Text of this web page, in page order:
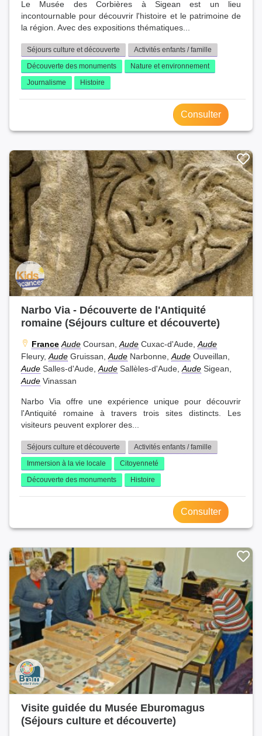
Le Musée des Corbières à Sigean est un lieu
incontournable pour découvrir l'histoire et le patrimoine de
la région. Avec des expositions thématiques...
Séjours culture et découverte
Activités enfants / famille
Découverte des monuments
Nature et environnement
Journalisme
Histoire
Consulter
Narbo Via - Découverte de l'Antiquité
romaine (Séjours culture et découverte)
France Aude Coursan,Aude Cuxac-d'Aude,Aude
Fleury,Aude Gruissan,Aude Narbonne,Aude Ouveillan,
Aude Salles-d'Aude,Aude Sallèles-d'Aude,Aude Sigean,
Aude Vinassan
Narbo Via offre une expérience unique pour découvrir
l'Antiquité romaine à travers trois sites distincts. Les
visiteurs peuvent explorer des...
Séjours culture et découverte
Activités enfants / famille
Immersion à la vie locale
Citoyenneté
Découverte des monuments
Histoire
Consulter
Visite guidée du Musée Eburomagus
(Séjours culture et découverte)